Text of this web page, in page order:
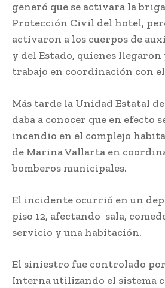
generó que se activara la
Protección Civil del hotel,
activaron a los cuerpos de
y del Estado, quienes
trabajo en coordinación con
Más tarde la Unidad Estatal
daba a conocer que en efecto
incendio en el complejo
de Marina Vallarta en
bomberos municipales.
El incidente ocurrió en un
piso 12, afectando sala,
servicio y una habitación.
El siniestro fue controlado
Interna utilizando el sistema